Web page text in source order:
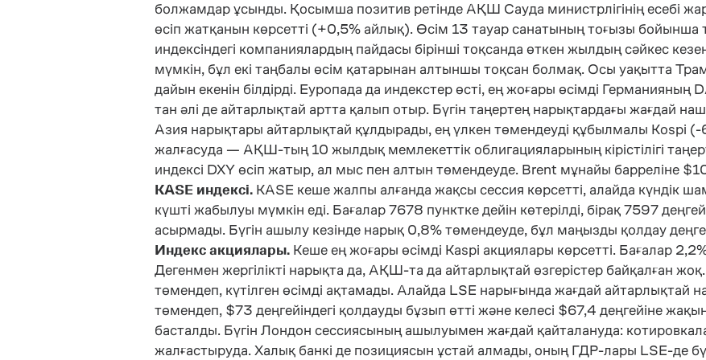
болжамдар ұсынды. Қосымша позитив ретінде АҚШ Сауда министрлігінің есебі
өсіп жатқанын көрсетті (+0,5% айлық). Өсім 13 тауар санатының тоғызы бойынша
индексіндегі компаниялардың пайдасы бірінші тоқсанда өткен жылдың сәйкес
мүмкін, бұл екі таңбалы өсім қатарынан алтыншы тоқсан болмақ. Осы уақытта
дайын екенін білдірді. Еуропада да индекстер өсті, ең жоғары өсімді
тан әлі де айтарлықтай артта қалып отыр. Бүгін таңертең нарықтардағы жағдай
Азия нарықтары айтарлықтай құлдырады, ең үлкен төмендеуді құбылмалы Kospi (-
жалғасуда — АҚШ-тың 10 жылдық мемлекеттік облигацияларының кірістілігі
индексі DXY өсіп жатыр, ал мыс пен алтын төмендеуде. Brent мұнайы барреліне
KASE индексі.KASE кеше жалпы алғанда жақсы сессия көрсетті, алайда күндік
күшті жабылуы мүмкін еді. Бағалар 7678 пунктке дейін көтерілді, бірақ 7597
асырмады. Бүгін ашылу кезінде нарық 0,8% төмендеуде, бұл маңызды қолдау
Индекс акциялары.Кеше ең жоғары өсімді Kaspi акциялары көрсетті. Бағалар
Дегенмен жергілікті нарықта да, АҚШ-та да айтарлықтай өзгерістер байқалған
төмендеп, күтілген өсімді ақтамады. Алайда LSE нарығында жағдай
төмендеп, $73 деңгейіндегі қолдауды бұзып өтті және келесі $67,4 деңгейіне
басталды. Бүгін Лондон сессиясының ашылуымен жағдай қайталануда:
жалғастыруда. Халық банкі де позициясын ұстай алмады, оның ГДР-лары LSE-де